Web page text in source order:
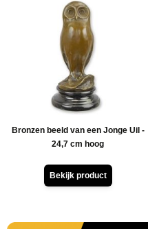
Bronzen beeld van een Jonge Uil -
24,7 cm hoog
Bekijk product